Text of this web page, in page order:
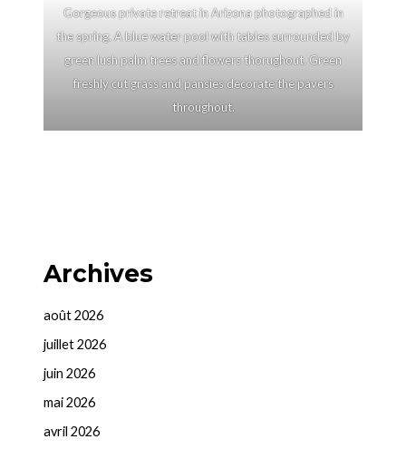
Gorgeous private retreat in Arizona photographed in
the spring. A blue water pool with tables surrounded by
green lush palm trees and flowers thorughout. Green
freshly cut grass and pansies decorate the pavers
throughout.
Archives
août 2026
juillet 2026
juin 2026
mai 2026
avril 2026